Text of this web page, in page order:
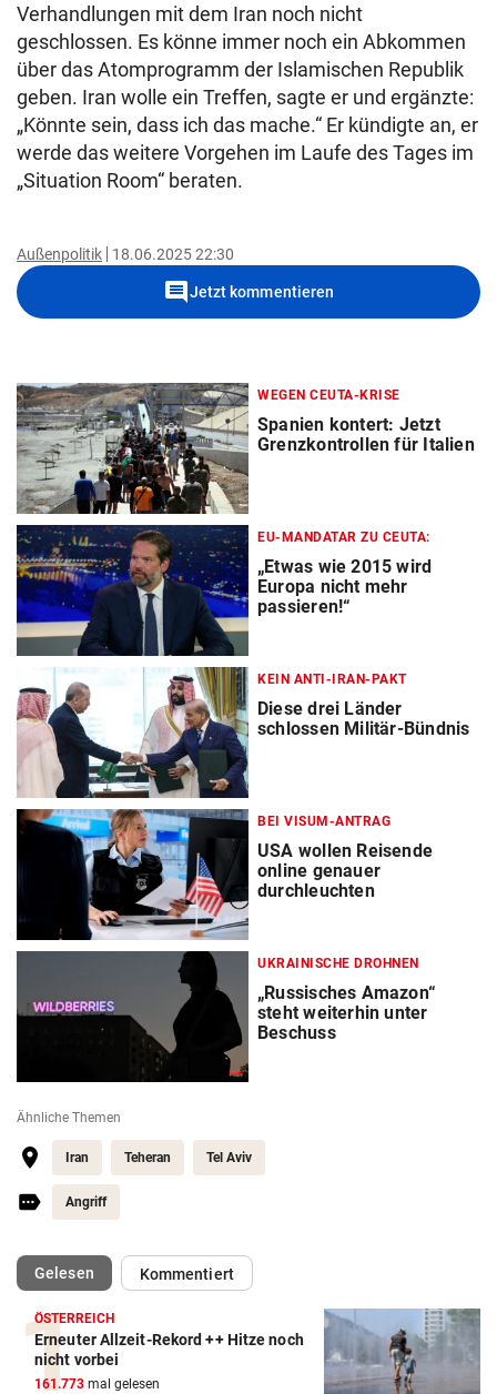
Verhandlungen mit dem Iran noch nicht
geschlossen. Es könne immer noch ein Abkommen
über das Atomprogramm der Islamischen Republik
geben. Iran wolle ein Treffen, sagte er und ergänzte:
„Könnte sein, dass ich das mache.“ Er kündigte an, er
werde das weitere Vorgehen im Laufe des Tages im
„Situation Room“ beraten.
Außenpolitik 18.06.2025 22:30
commentJetzt kommentieren
WEGEN CEUTA-KRISE
Spanien kontert: Jetzt
Grenzkontrollen für Italien
EU-MANDATAR ZU CEUTA:
„Etwas wie 2015 wird
Europa nicht mehr
passieren!“
KEIN ANTI-IRAN-PAKT
Diese drei Länder
schlossen Militär-Bündnis
BEI VISUM-ANTRAG
USA wollen Reisende
online genauer
durchleuchten
UKRAINISCHE DROHNEN
„Russisches Amazon“
steht weiterhin unter
Beschuss
Ähnliche Themen
Iran Teheran Tel Aviv
Angriff
Gelesen(ausgewählt)Kommentiert
ÖSTERREICH
Erneuter Allzeit-Rekord ++ Hitze noch
nicht vorbei
161.773 mal gelesen